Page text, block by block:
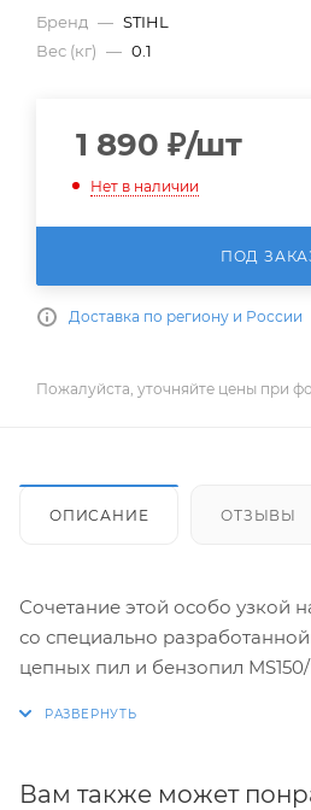
Бренд — STIHL
Вес (кг) — 0.1
1 890 ₽/шт
Нет в наличии
ПОД
Доставка по региону и России
Пожалуйста, уточняйте цены при
ОПИСАНИЕ ОТЗЫВЫ
Сочетание этой особо
со специально
цепных пил и бензопил
направляющие шины STIHL,
Вам также может